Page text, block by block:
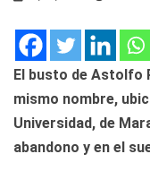
El busto de Astolfo
mismo nombre,
Universidad, de
abandono y en el